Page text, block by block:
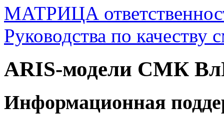
МАТРИЦА
Руководства по
ARIS-модели СМК
Информационная